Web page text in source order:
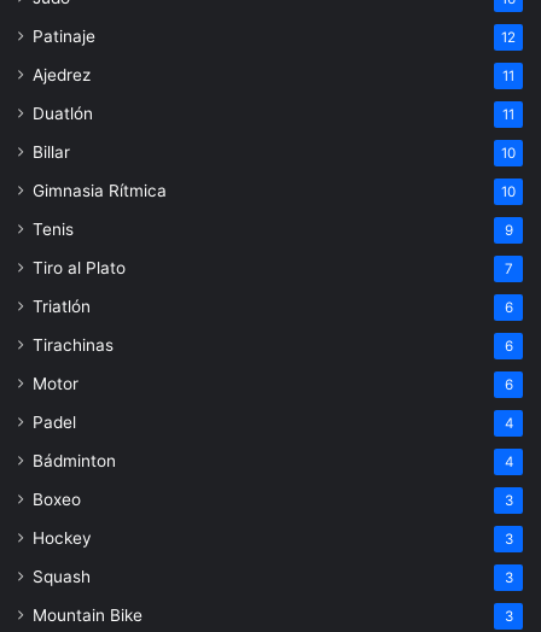
Patinaje 12
Ajedrez 11
Duatlón 11
Billar 10
Gimnasia Rítmica 10
Tenis 9
Tiro al Plato 7
Triatlón 6
Tirachinas 6
Motor 6
Padel 4
Bádminton 4
Boxeo 3
Hockey 3
Squash 3
Mountain Bike 3